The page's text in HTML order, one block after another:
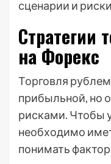
сценарии и
Стратегии
на Форекс
Торговля
прибыльной, но
рисками. Чтобы
необходимо
понимать